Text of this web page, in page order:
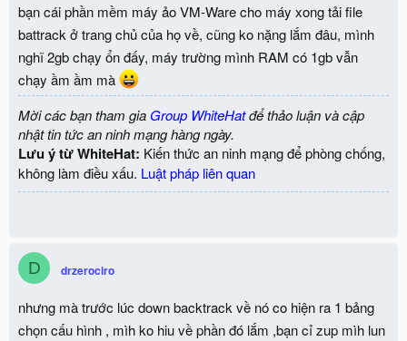
bạn cái phần mềm máy ảo VM-Ware cho máy xong tải file
battrack ở trang chủ của họ về, cũng ko nặng lắm đâu, mình
nghĩ 2gb chạy ổn đấy, máy trường mình RAM có 1gb vẫn
chạy ầm ầm mà
Mời các bạn tham gia Group WhiteHatđể thảo luận và cập
nhật tin tức an ninh mạng hàng ngày.
Lưu ý từ WhiteHat: Kiến thức an ninh mạng để phòng chống,
không làm điều xấu. Luật pháp liên quan
D drzerociro
nhưng mà trước lúc down backtrack về nó co hiện ra 1 bảng
chọn cấu hình , mìh ko hiu về phần đó lắm ,bạn cỉ zup mìh lun